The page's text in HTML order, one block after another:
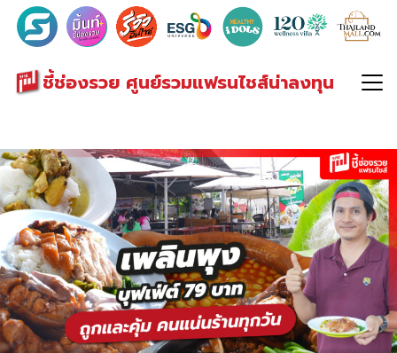
ชี้ช่องรวย ศูนย์รวมแฟรนไชส์น่าลงทุน
Search
for: